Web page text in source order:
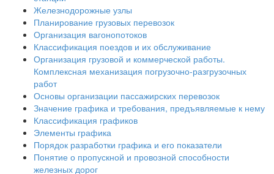
Железнодорожные узлы
Планирование грузовых перевозок
Организация вагонопотоков
Классификация поездов и их обслуживание
Организация грузовой и коммерческой работы.
Комплексная механизация погрузочно-разгрузочных
работ
Основы организации пассажирских перевозок
Значение графика и требования, предъявляемые к нему
Классификация графиков
Элементы графика
Порядок разработки графика и его показатели
Понятие о пропускной и провозной способности
железных дорог